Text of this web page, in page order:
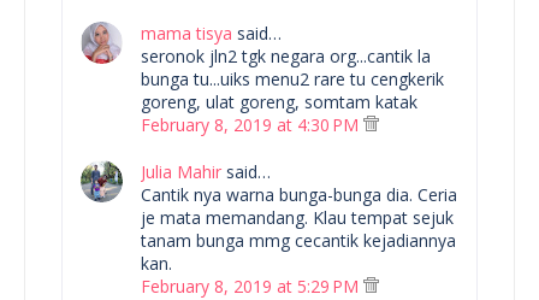
mama tisya said…
seronok jln2 tgk negara org...cantik la
bunga tu...uiks menu2 rare tu cengkerik
goreng, ulat goreng, somtam katak
February 8, 2019 at 4:30 PM
Julia Mahir said…
Cantik nya warna bunga-bunga dia. Ceria
je mata memandang. Klau tempat sejuk
tanam bunga mmg cecantik kejadiannya
kan.
February 8, 2019 at 5:29 PM